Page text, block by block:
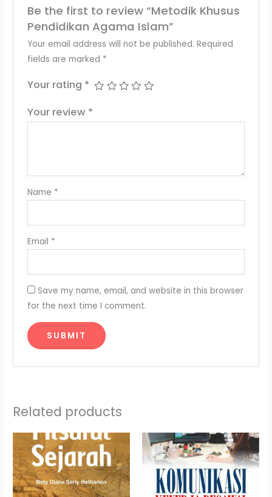
Be the first to review “Metodik Khusus
Pendidikan Agama Islam”
Your email address will not be published. Required
fields are marked *
Your rating *
Your review *
Name *
Email *
Save my name, email, and website in this browser
for the next time I comment.
Related products